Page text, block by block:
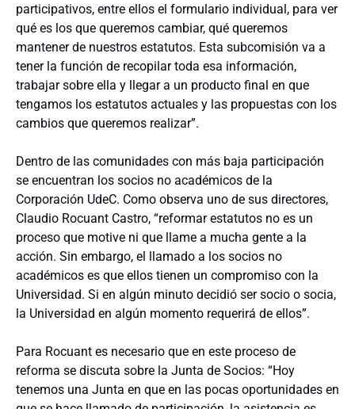
participativos, entre ellos el formulario individual, para ver
qué es los que queremos cambiar, qué queremos
mantener de nuestros estatutos. Esta subcomisión va a
tener la función de recopilar toda esa información,
trabajar sobre ella y llegar a un producto final en que
tengamos los estatutos actuales y las propuestas con los
cambios que queremos realizar”.
Dentro de las comunidades con más baja participación
se encuentran los socios no académicos de la
Corporación UdeC. Como observa uno de sus directores,
Claudio Rocuant Castro, “reformar estatutos no es un
proceso que motive ni que llame a mucha gente a la
acción. Sin embargo, el llamado a los socios no
académicos es que ellos tienen un compromiso con la
Universidad. Si en algún minuto decidió ser socio o socia,
la Universidad en algún momento requerirá de ellos”.
Para Rocuant es necesario que en este proceso de
reforma se discuta sobre la Junta de Socios: “Hoy
tenemos una Junta en que en las pocas oportunidades en